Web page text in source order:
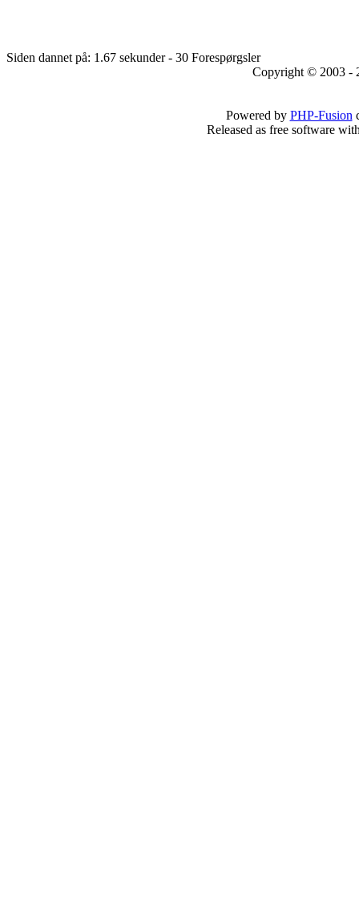
Siden dannet på: 1.67 sekunder - 30 Forespørgsler
Copyright © 2003 -
Powered by PHP-Fusion
Released as free software